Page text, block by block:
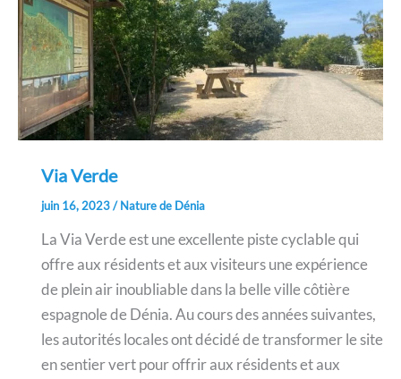
Via Verde
juin 16, 2023/Nature de Dénia
La Via Verde est une excellente piste cyclable qui
offre aux résidents et aux visiteurs une expérience
de plein air inoubliable dans la belle ville côtière
espagnole de Dénia. Au cours des années suivantes,
les autorités locales ont décidé de transformer le site
en sentier vert pour offrir aux résidents et aux